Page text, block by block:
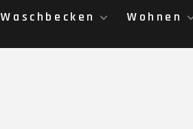
Waschbecken Wohnen